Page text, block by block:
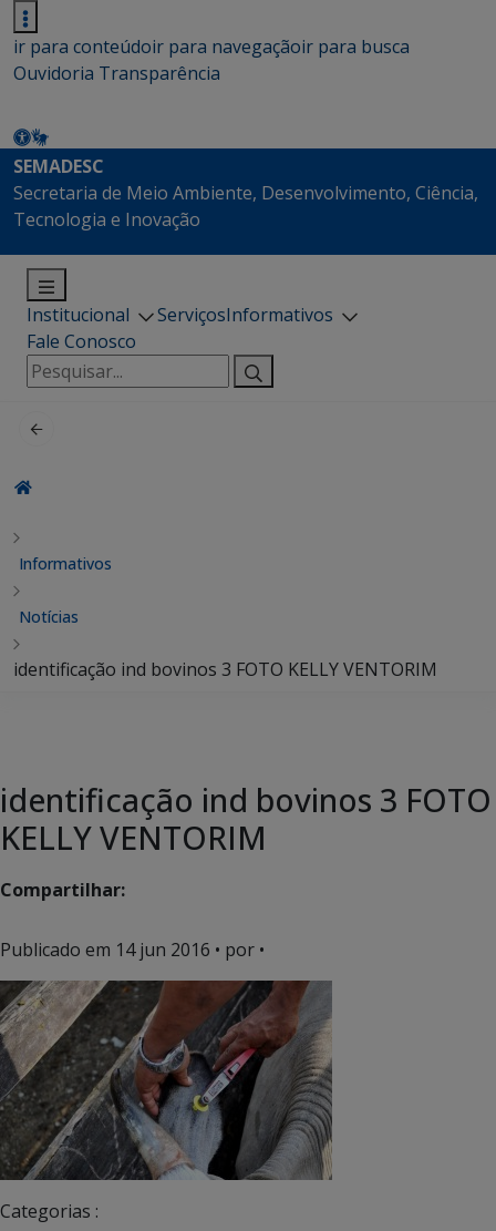
ir para conteúdoir para navegaçãoir para busca
Ouvidoria Transparência
SEMADESC
Secretaria de Meio Ambiente, Desenvolvimento, Ciência,
Tecnologia e Inovação
Institucional ServiçosInformativos
Fale Conosco
Pesquisar
por:
Informativos
Notícias
identificação ind bovinos 3 FOTO KELLY VENTORIM
identificação ind bovinos 3 FOTO
KELLY VENTORIM
Compartilhar:
Publicado em 14 jun 2016 • por •
Categorias :